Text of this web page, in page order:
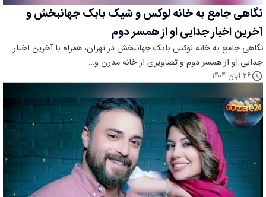
نگاهی جامع به خانه لوکس و شیک بابک جهانبخش و
آخرین اخبار جدایی او از همسر دوم
نگاهی جامع به خانه لوکس بابک جهانبخش در تهران، همراه با آخرین اخبار
جدایی او از همسر دوم و تصاویری از خانه مدرن و…
۲۶ آبان ۱۴۰۴